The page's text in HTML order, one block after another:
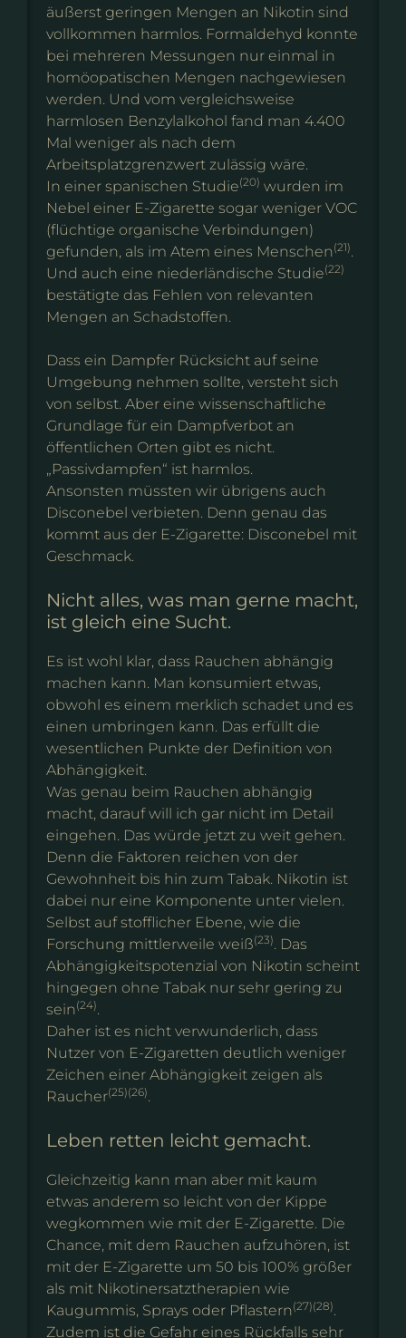
äußerst geringen Mengen an Nikotin sind
vollkommen harmlos. Formaldehyd konnte
bei mehreren Messungen nur einmal in
homöopatischen Mengen nachgewiesen
werden. Und vom vergleichsweise
harmlosen Benzylalkohol fand man 4.400
Mal weniger als nach dem
Arbeitsplatzgrenzwert zulässig wäre.
In einer spanischen Studie(20) wurden im
Nebel einer E-Zigarette sogar weniger VOC
(flüchtige organische Verbindungen)
gefunden, als im Atem eines Menschen(21).
Und auch eine niederländische Studie(22)
bestätigte das Fehlen von relevanten
Mengen an Schadstoffen.
Dass ein Dampfer Rücksicht auf seine
Umgebung nehmen sollte, versteht sich
von selbst. Aber eine wissenschaftliche
Grundlage für ein Dampfverbot an
öffentlichen Orten gibt es nicht.
„Passivdampfen“ ist harmlos.
Ansonsten müssten wir übrigens auch
Disconebel verbieten. Denn genau das
kommt aus der E-Zigarette: Disconebel mit
Geschmack.
Nicht alles, was man gerne macht,
ist gleich eine Sucht.
Es ist wohl klar, dass Rauchen abhängig
machen kann. Man konsumiert etwas,
obwohl es einem merklich schadet und es
einen umbringen kann. Das erfüllt die
wesentlichen Punkte der Definition von
Abhängigkeit.
Was genau beim Rauchen abhängig
macht, darauf will ich gar nicht im Detail
eingehen. Das würde jetzt zu weit gehen.
Denn die Faktoren reichen von der
Gewohnheit bis hin zum Tabak. Nikotin ist
dabei nur eine Komponente unter vielen.
Selbst auf stofflicher Ebene, wie die
Forschung mittlerweile weiß(23). Das
Abhängigkeitspotenzial von Nikotin scheint
hingegen ohne Tabak nur sehr gering zu
sein(24).
Daher ist es nicht verwunderlich, dass
Nutzer von E-Zigaretten deutlich weniger
Zeichen einer Abhängigkeit zeigen als
Raucher(25)(26).
Leben retten leicht gemacht.
Gleichzeitig kann man aber mit kaum
etwas anderem so leicht von der Kippe
wegkommen wie mit der E-Zigarette. Die
Chance, mit dem Rauchen aufzuhören, ist
mit der E-Zigarette um 50 bis 100% größer
als mit Nikotinersatztherapien wie
Kaugummis, Sprays oder Pflastern(27)(28).
Zudem ist die Gefahr eines Rückfalls sehr